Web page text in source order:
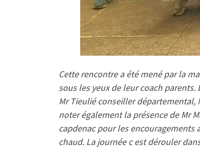
Cette rencontre a été mené par la
sous les yeux de leur coach
Mr Tieulié conseiller départemental,
noter également la présence de Mr
capdenac pour les
chaud. La journée c est dérouler